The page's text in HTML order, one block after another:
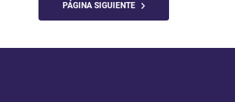
PÁGINA SIGUIENTE